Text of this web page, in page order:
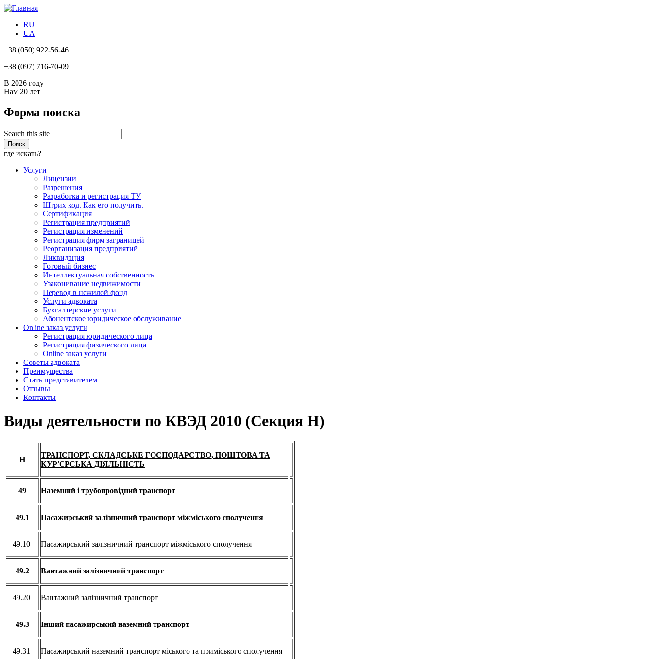
RU
UA
+38 (050) 922-56-46
+38 (097) 716-70-09
В 2026 году
Нам 20 лет
Форма поиска
Search this site
где искать?
Услуги
Лицензии
Разрешения
Разработка и регистрация ТУ
Штрих код. Как его получить.
Сертификация
Регистрация предприятий
Регистрация изменений
Регистрация фирм заграницей
Реорганизация предприятий
Ликвидация
Готовый бизнес
Интеллектуальная собственность
Узаконивание недвижимости
Перевод в нежилой фонд
Услуги адвоката
Бухгалтерские услуги
Абонентское юридическое обслуживание
Online заказ услуги
Регистрация юридического лица
Регистрация физического лица
Online заказ услуги
Советы адвоката
Преимущества
Стать представителем
Отзывы
Контакты
Виды деятельности по КВЭД 2010 (Секция Н)
H
ТРАНСПОРТ, СКЛАДСЬКЕ ГОСПОДАРСТВО, ПОШТОВА ТА
КУР'ЄРСЬКА ДІЯЛЬНІСТЬ
49 Наземний і трубопровідний транспорт
49.1 Пасажирський залізничний транспорт міжміського сполучення
49.10 Пасажирський залізничний транспорт міжміського сполучення
49.2 Вантажний залізничний транспорт
49.20 Вантажний залізничний транспорт
49.3 Інший пасажирський наземний транспорт
49.31 Пасажирський наземний транспорт міського та приміського сполучення